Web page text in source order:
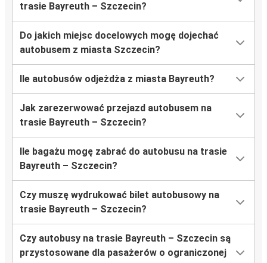
trasie Bayreuth – Szczecin?
Do jakich miejsc docelowych mogę dojechać
autobusem z miasta Szczecin?
Ile autobusów odjeżdża z miasta Bayreuth?
Jak zarezerwować przejazd autobusem na
trasie Bayreuth – Szczecin?
Ile bagażu mogę zabrać do autobusu na trasie
Bayreuth – Szczecin?
Czy muszę wydrukować bilet autobusowy na
trasie Bayreuth – Szczecin?
Czy autobusy na trasie Bayreuth – Szczecin są
przystosowane dla pasażerów o ograniczonej